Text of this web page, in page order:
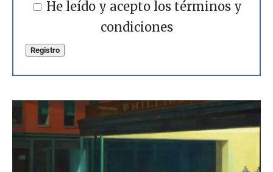
He leído y acepto los términos y
condiciones